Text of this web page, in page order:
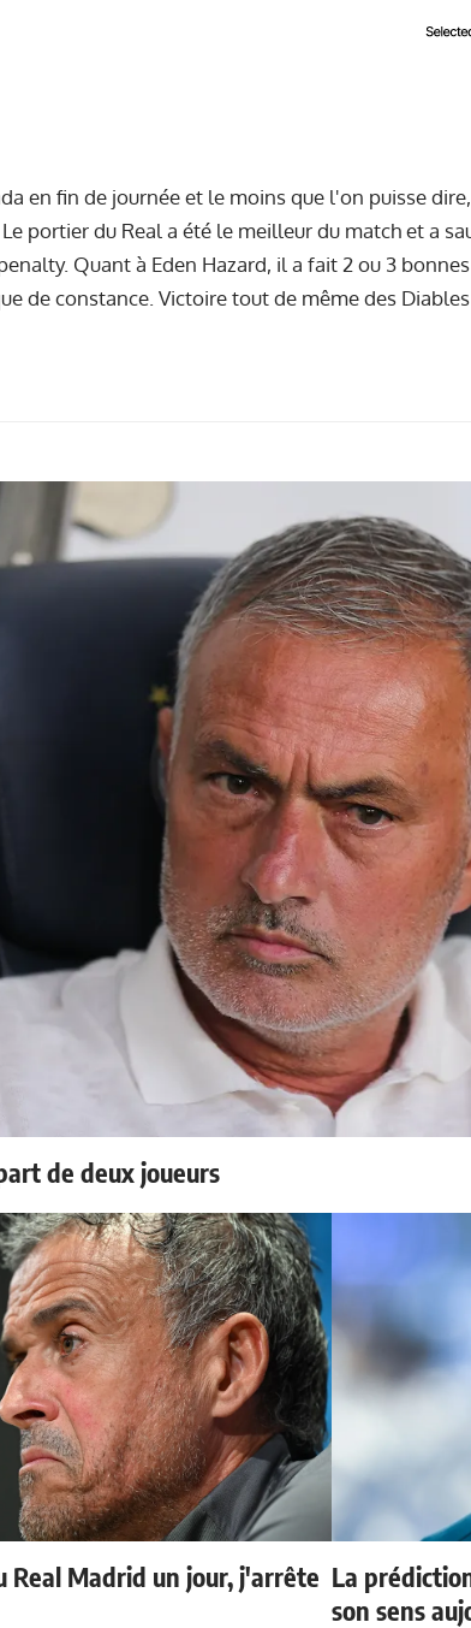
en fin de journée et le moins que l'on puisse
portier du Real a été le meilleur du match et a
Quant à Eden Hazard, il a fait 2 ou 3
de constance. Victoire tout de même des
de deux joueurs
Real Madrid un jour, j'arrête La
son sens